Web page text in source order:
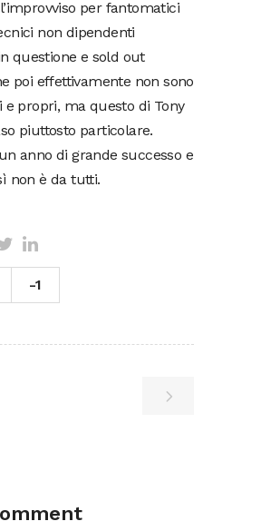
per fantomatici
non dipendenti
questione e sold out
poi effettivamente non sono
e propri, ma questo di Tony
piuttosto particolare.
anno di grande successo e
non è da tutti.
-1